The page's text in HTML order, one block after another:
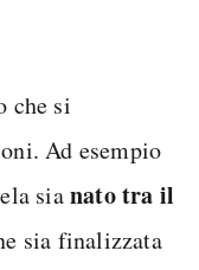
che si
Ad esempio
sianato tra il
sia finalizzata